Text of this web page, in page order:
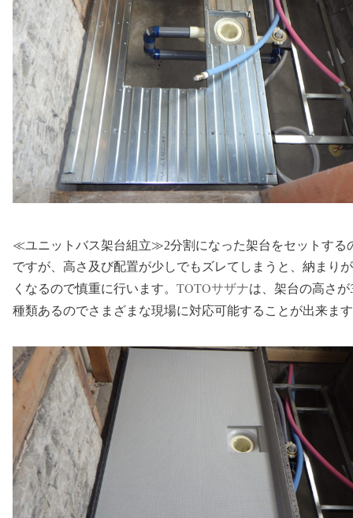
≪ユニットバス架台組立≫2分割になった架台をセットする
ですが、高さ及び配置が少しでもズレてしまうと、納まり
くなるので慎重に行います。 TOTOサザナは、架台の高さが
種類あるのでさまざまな現場に対応可能することが出来ま